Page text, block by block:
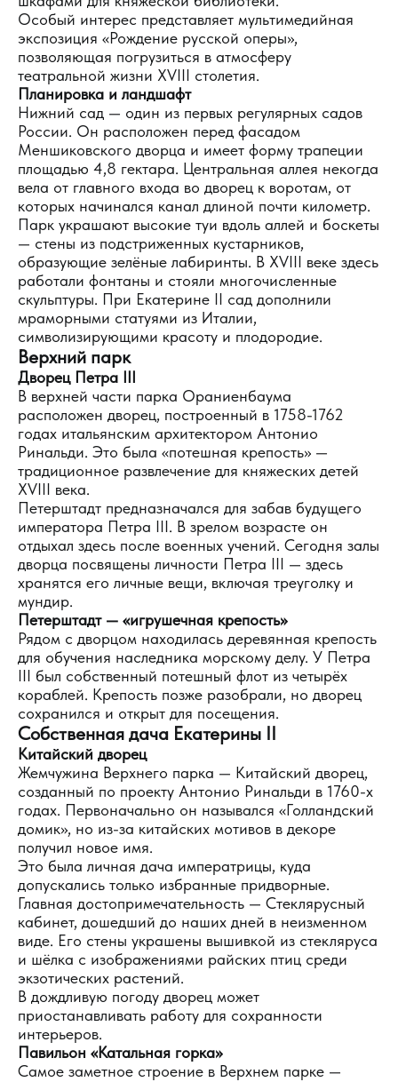
Особый интерес представляет мультимедийная
экспозиция «Рождение русской оперы»,
позволяющая погрузиться в атмосферу
театральной жизни XVIII столетия.
Планировка и ландшафт
Нижний сад — один из первых регулярных садов
России. Он расположен перед фасадом
Меншиковского дворца и имеет форму трапеции
площадью 4,8 гектара. Центральная аллея некогда
вела от главного входа во дворец к воротам, от
которых начинался канал длиной почти километр.
Парк украшают высокие туи вдоль аллей и боскеты
— стены из подстриженных кустарников,
образующие зелёные лабиринты. В XVIII веке здесь
работали фонтаны и стояли многочисленные
скульптуры. При Екатерине II сад дополнили
мраморными статуями из Италии,
символизирующими красоту и плодородие.
Верхний парк
Дворец Петра III
В верхней части парка Ораниенбаума
расположен дворец, построенный в 1758-1762
годах итальянским архитектором Антонио
Ринальди. Это была «потешная крепость» —
традиционное развлечение для княжеских детей
XVIII века.
Петерштадт предназначался для забав будущего
императора Петра III. В зрелом возрасте он
отдыхал здесь после военных учений. Сегодня залы
дворца посвящены личности Петра III — здесь
хранятся его личные вещи, включая треуголку и
мундир.
Петерштадт — «игрушечная крепость»
Рядом с дворцом находилась деревянная крепость
для обучения наследника морскому делу. У Петра
III был собственный потешный флот из четырёх
кораблей. Крепость позже разобрали, но дворец
сохранился и открыт для посещения.
Собственная дача Екатерины II
Китайский дворец
Жемчужина Верхнего парка — Китайский дворец,
созданный по проекту Антонио Ринальди в 1760-х
годах. Первоначально он назывался «Голландский
домик», но из-за китайских мотивов в декоре
получил новое имя.
Это была личная дача императрицы, куда
допускались только избранные придворные.
Главная достопримечательность — Стеклярусный
кабинет, дошедший до наших дней в неизменном
виде. Его стены украшены вышивкой из стекляруса
и шёлка с изображениями райских птиц среди
экзотических растений.
В дождливую погоду дворец может
приостанавливать работу для сохранности
интерьеров.
Павильон «Катальная горка»
Самое заметное строение в Верхнем парке —